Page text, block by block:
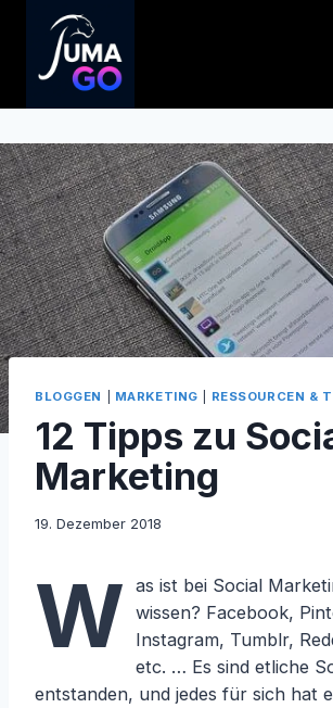
springen
BLOGGEN MARKETING RESSOURCEN &
12 Tipps zu
Marketing
19. Dezember 2018
W as ist bei Social
wissen? Facebook,
Instagram, Tumblr,
etc. … Es sind etliche
entstanden, und jedes für sich hat